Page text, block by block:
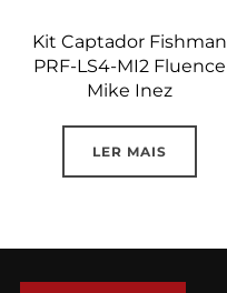
Kit Captador Fishman
PRF-LS4-MI2 Fluence
Mike Inez
LER MAIS